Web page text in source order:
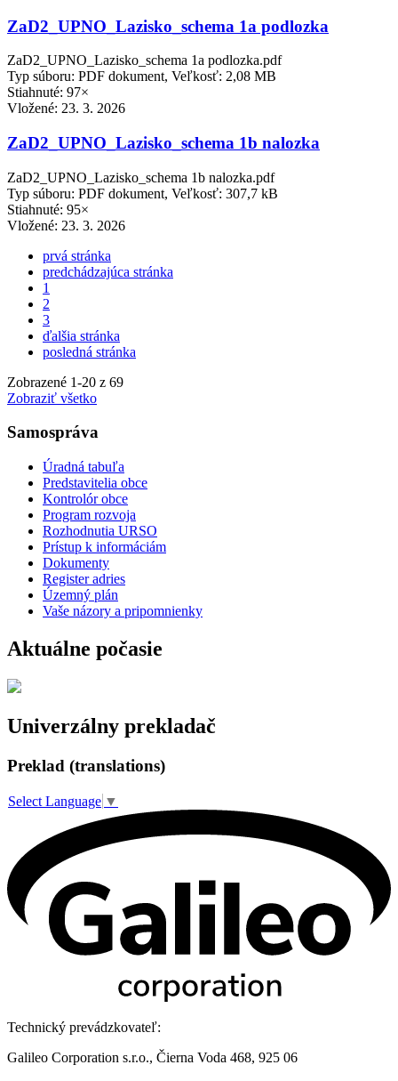
ZaD2_UPNO_Lazisko_schema 1a podlozka
ZaD2_UPNO_Lazisko_schema 1a podlozka.pdf
Typ súboru: PDF dokument, Veľkosť: 2,08 MB
Stiahnuté: 97×
Vložené: 23. 3. 2026
ZaD2_UPNO_Lazisko_schema 1b nalozka
ZaD2_UPNO_Lazisko_schema 1b nalozka.pdf
Typ súboru: PDF dokument, Veľkosť: 307,7 kB
Stiahnuté: 95×
Vložené: 23. 3. 2026
prvá stránka
predchádzajúca stránka
1
2
3
ďalšia stránka
posledná stránka
Zobrazené 1-20 z 69
Zobraziť všetko
Samospráva
Úradná tabuľa
Predstavitelia obce
Kontrolór obce
Program rozvoja
Rozhodnutia URSO
Prístup k informáciám
Dokumenty
Register adries
Územný plán
Vaše názory a pripomnienky
Aktuálne počasie
Univerzálny prekladač
Preklad (translations)
Select Language ▼
Technický prevádzkovateľ:
Galileo Corporation s.r.o., Čierna Voda 468, 925 06